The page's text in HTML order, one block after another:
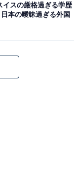
。さて早速いた
な味
イスの厳格過ぎる学歴
本の曖昧過ぎる外国